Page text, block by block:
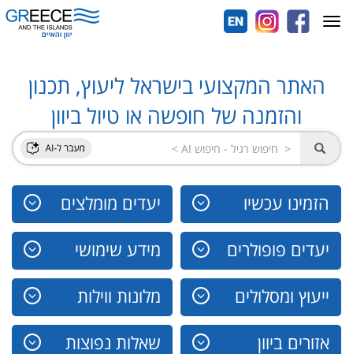
האתר המקצועי בישראל ליעוץ, תכנון
והזמנה של חופשה או טיול ביוון
הזמינו עכשיו יעדים מומלצים
יעדים פופולרים מידע שימושי
ייעוץ ומסלולים מלונות ווילות
אזורים ביוון שאלות נפוצות
Toggle
navigation